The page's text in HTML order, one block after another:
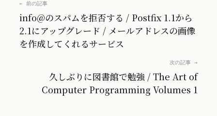
← 前の記事
info@のスパムを拒否する / Postfix 1.1から
2.1にアップグレード / メールアドレスの画像
を作成してくれるサービス
次の記事 →
久しぶりに図書館で勉強 / The Art of
Computer Programming Volumes 1